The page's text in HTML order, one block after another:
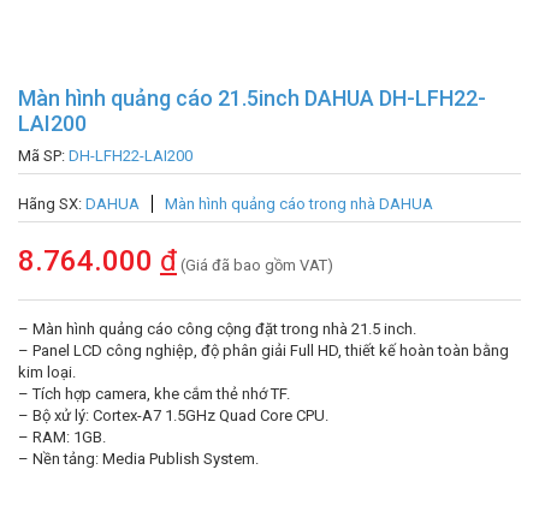
Màn hình quảng cáo 21.5inch DAHUA DH-LFH22-
LAI200
Mã SP: DH-LFH22-LAI200
Hãng SX: DAHUA Màn hình quảng cáo trong nhà DAHUA
8.764.000 đ (Giá đã bao gồm VAT)
– Màn hình quảng cáo công cộng đặt trong nhà 21.5 inch.
– Panel LCD công nghiệp, độ phân giải Full HD, thiết kế hoàn toàn bằng
kim loại.
– Tích hợp camera, khe cắm thẻ nhớ TF.
– Bộ xử lý: Cortex-A7 1.5GHz Quad Core CPU.
– RAM: 1GB.
– Nền tảng: Media Publish System.